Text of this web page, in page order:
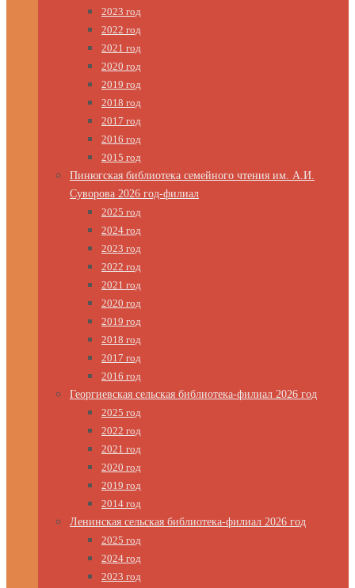
2023 год
2022 год
2021 год
2020 год
2019 год
2018 год
2017 год
2016 год
2015 год
Пинюгская библиотека семейного чтения им. А.И.
Суворова 2026 год-филиал
2025 год
2024 год
2023 год
2022 год
2021 год
2020 год
2019 год
2018 год
2017 год
2016 год
Георгиевская сельская библиотека-филиал 2026 год
2025 год
2022 год
2021 год
2020 год
2019 год
2014 год
Ленинская сельская библиотека-филиал 2026 год
2025 год
2024 год
2023 год